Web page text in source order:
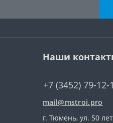
Наши
+7 (3452) 79-12-
mail@mstroi.pro
г. Тюмень, ул. 50